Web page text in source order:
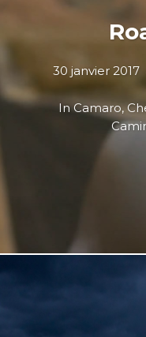
30 janvier 2017
InCamaro,